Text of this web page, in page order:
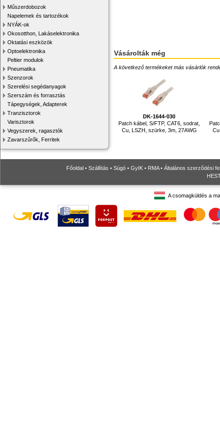
Műszerdobozok
Napelemek és tartozékok
NYÁK-ok
Okosotthon, Lakáselektronika
Oktatási eszközök
Optoelektronika
Peltier modulok
Pneumatika
Szenzorok
Szerelési segédanyagok
Szerszám és forrasztás
Tápegységek, Adapterek
Tranzisztorok
Varisztorok
Vegyszerek, ragasztók
Zavarszűrők, Ferritek
Vásárolták még
A következő termékeket más vásárlók
DK-1644-030
Patch kábel, S/FTP, CAT6, sodrat,
Cu, LSZH, szürke, 3m, 27AWG
Főoldal • Szállítás • Súgó • GyIK • RMA• Általános szerződési
A csomagküldés a